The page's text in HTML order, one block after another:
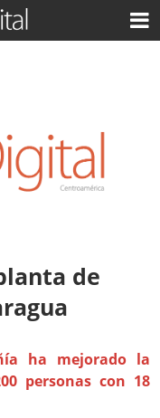
de
ha mejorado la
personas con 18